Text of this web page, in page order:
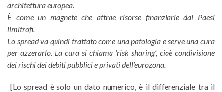
architettura europea.
È come un magnete che attrae risorse finanziarie dai Paesi
limitrofi.
Lo spread va quindi trattato come una patologia e serve una cura
per azzerarlo. La cura si chiama ‘risk sharing’, cioè condivisione
dei rischi dei debiti pubblici e privati dell’eurozona.
[Lo spread è solo un dato numerico, è il differenziale tra il